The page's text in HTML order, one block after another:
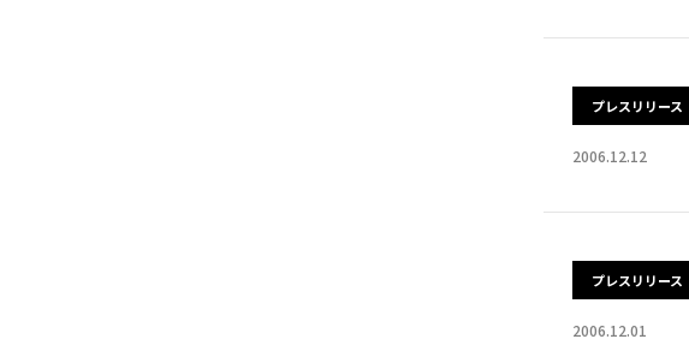
プレスリリース
2006.12.12
プレスリリース
2006.12.01